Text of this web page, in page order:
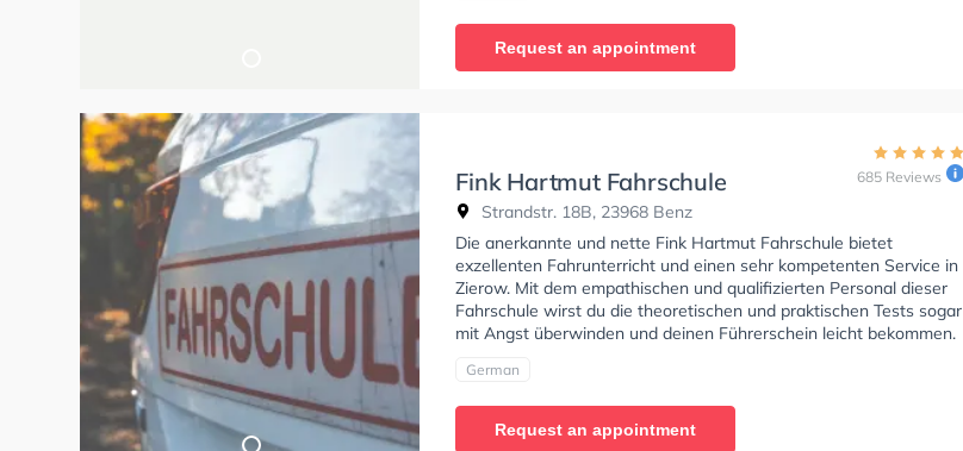
Request an appointment
Fink Hartmut Fahrschule
Strandstr. 18B, 23968 Benz
685 Reviews
Die anerkannte und nette Fink Hartmut Fahrschule bietet
exzellenten Fahrunterricht und einen sehr kompetenten Service in
Zierow. Mit dem empathischen und qualifizierten Personal dieser
Fahrschule wirst du die theoretischen und praktischen Tests sogar
mit Angst überwinden und deinen Führerschein leicht bekommen.
German
Request an appointment